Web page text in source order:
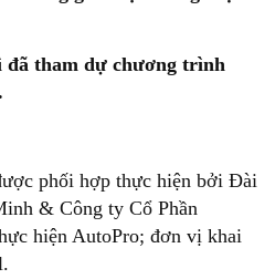
đã tham dự chương trình
phối hợp thực hiện bởi Đài
& Công ty Cổ Phần
hiện AutoPro; đơn vị khai